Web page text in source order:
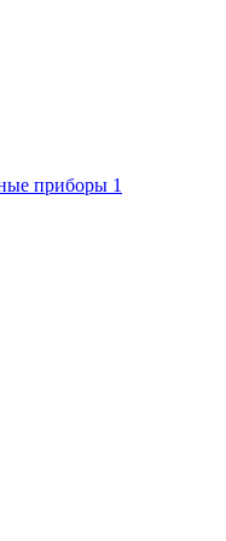
приборы 1